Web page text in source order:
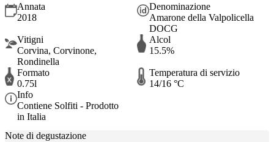
Annata
2018
Denominazione
Amarone della Valpolicella
DOCG
Vitigni
Corvina, Corvinone,
Rondinella
Alcol
15.5%
Formato
0.75l
Temperatura di servizio
14/16 °C
Info
Contiene Solfiti - Prodotto
in Italia
Note di degustazione